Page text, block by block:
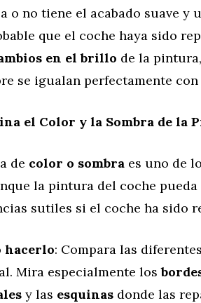
o no tiene el acabado suave
que el coche haya sido
en el brillo de la
se igualan perfectamente
el Color y la Sombra de la
de color o sombra es uno de
la pintura del coche
sutiles si el coche ha sido
hacerlo: Compara las
Mira especialmente los
y las esquinas donde las